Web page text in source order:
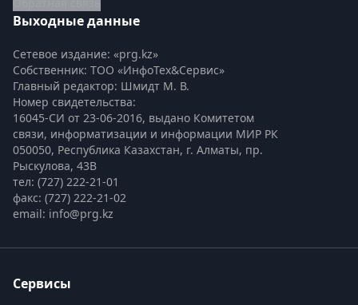
Выходные данные
Сетевое издание: «prg.kz»
Собственник: ТОО «ИнфоТех&Сервис»
Главный редактор: Шмидт М. В.
Номер свидетельства:
16045-СИ от 23-06-2016, выдано Комитетом
связи, информатизации и информации МИР РК
050050, Республика Казахстан, г. Алматы, пр.
Рыскулова, 43В
тел: (727) 222-21-01
факс: (727) 222-21-02
email: info@prg.kz
Сервисы